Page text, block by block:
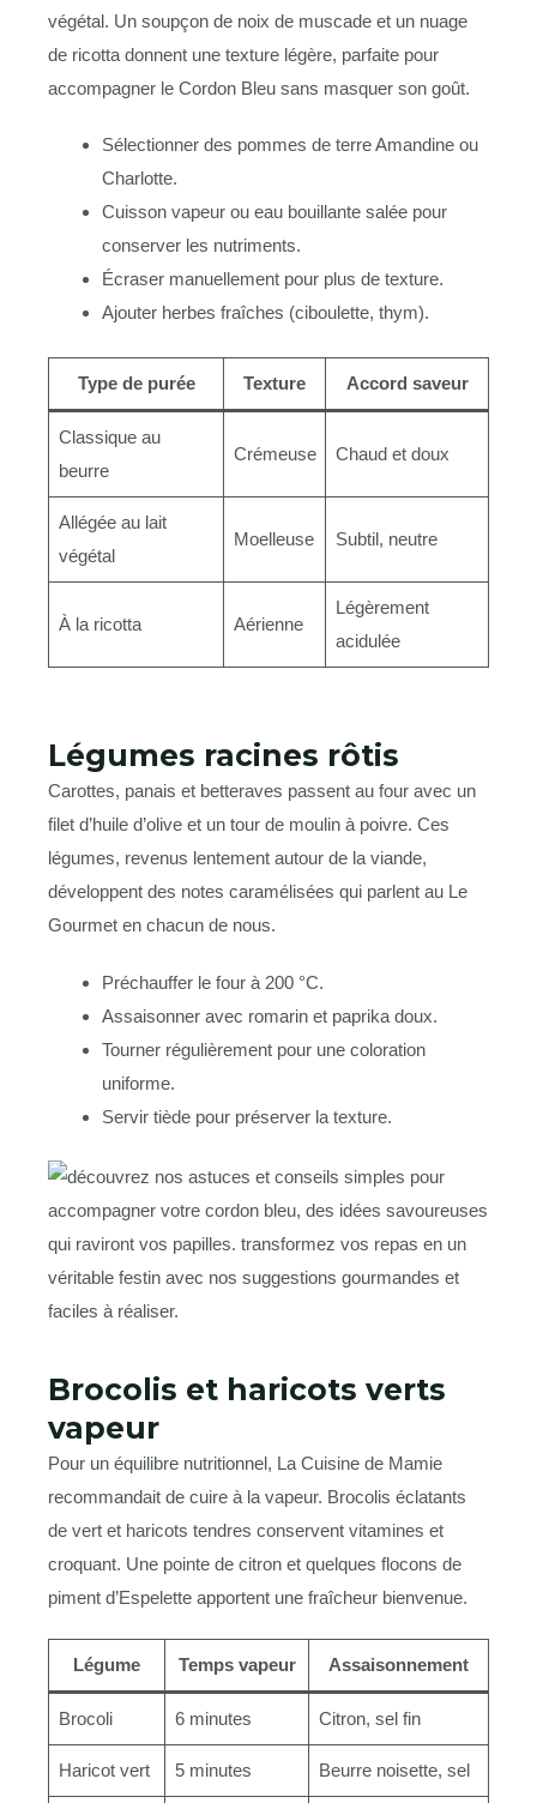
végétal. Un soupçon de noix de muscade et un nuage
de ricotta donnent une texture légère, parfaite pour
accompagner le Cordon Bleu sans masquer son goût.
Sélectionner des pommes de terre Amandine ou
Charlotte.
Cuisson vapeur ou eau bouillante salée pour
conserver les nutriments.
Écraser manuellement pour plus de texture.
Ajouter herbes fraîches (ciboulette, thym).
Type de purée Texture Accord saveur
Classique au
beurre
Crémeuse Chaud et doux
Allégée au lait
végétal
Moelleuse Subtil, neutre
À la ricotta Aérienne
Légèrement
acidulée
Légumes racines rôtis
Carottes, panais et betteraves passent au four avec un
filet d’huile d’olive et un tour de moulin à poivre. Ces
légumes, revenus lentement autour de la viande,
développent des notes caramélisées qui parlent au Le
Gourmet en chacun de nous.
Préchauffer le four à 200 °C.
Assaisonner avec romarin et paprika doux.
Tourner régulièrement pour une coloration
uniforme.
Servir tiède pour préserver la texture.
Brocolis et haricots verts
vapeur
Pour un équilibre nutritionnel, La Cuisine de Mamie
recommandait de cuire à la vapeur. Brocolis éclatants
de vert et haricots tendres conservent vitamines et
croquant. Une pointe de citron et quelques flocons de
piment d’Espelette apportent une fraîcheur bienvenue.
Légume Temps vapeur Assaisonnement
Brocoli 6 minutes Citron, sel fin
Haricot vert 5 minutes Beurre noisette, sel